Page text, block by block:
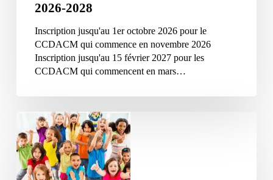
2026-2028
Inscription jusqu'au 1er octobre 2026 pour le
CCDACM qui commence en novembre 2026
Inscription jusqu'au 15 février 2027 pour les
CCDACM qui commencent en mars…
Accompagnement
VAE